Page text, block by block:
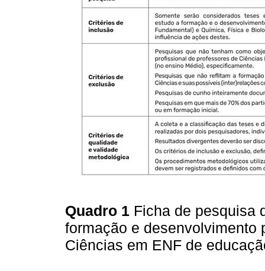
Quadro 1 Ficha de pesquisa
formação e desenvolvimento
Ciências em ENF de